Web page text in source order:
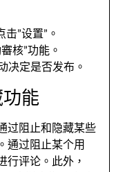
击”设置”。
核”功能 。
决定是否发布 。
能
过阻止和隐藏某些
。通过阻止某个用
行评论 。此外，